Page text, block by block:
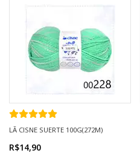
LÃ CISNE SUERTE 100G(272M)
R$14,90